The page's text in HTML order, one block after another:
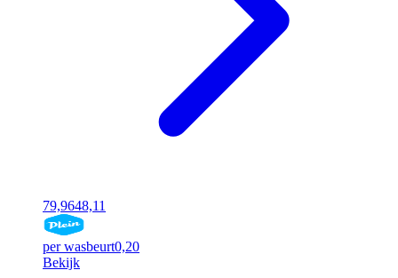
79,9648,11
per wasbeurt0,20
Bekijk